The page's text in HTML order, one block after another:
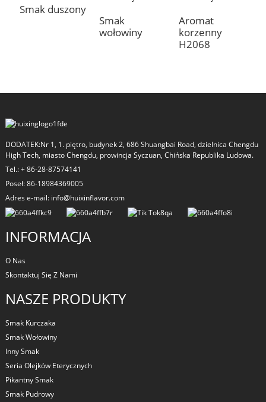
Smak duszony
Smak
wołowiny
Aromat
korzenny
H2068
DODATEK:Nr 1, 1. piętro, budynek 2, 686 Shuangbai Road, dzielnica Chengdu
High Tech, miasto Chengdu, prowincja Syczuan, Chińska Republika Ludowa.
Tel.: + 86-28-87574141
Poseł: 86-18984369005
Adres e-mail: info@huixinflavor.com
INFORMACJA
O Nas
Skontaktuj Się Z Nami
NASZE PRODUKTY
Smak Kurczaka
Smak Wołowiny
Inny Smak
Seria Olejków Eterycznych
Pikantny Smak
Smak Pudrowy